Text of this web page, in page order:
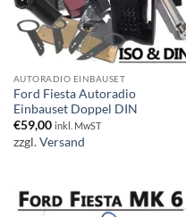
AUTORADIO EINBAUSET
Ford Fiesta Autoradio
Einbauset Doppel DIN
€59,00 inkl. MwST
zzgl.Versand